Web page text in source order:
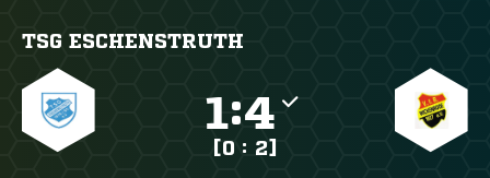
TSG ESCHENSTRUTH
:
[0 : 2]